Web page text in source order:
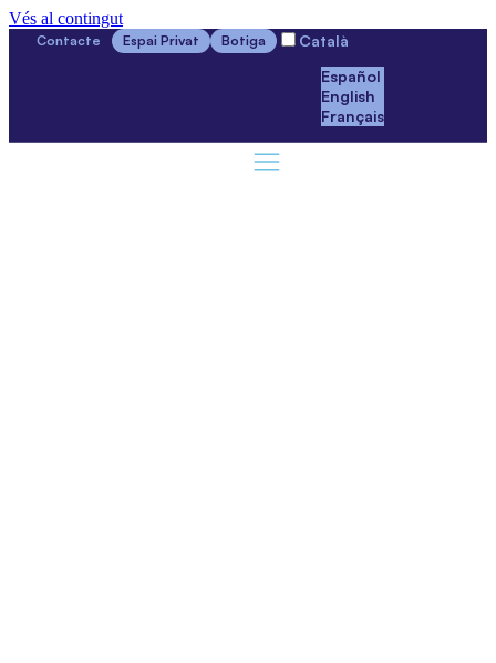
Vés al contingut
Contacte Espai Privat Botiga
Català
Español
English
Français